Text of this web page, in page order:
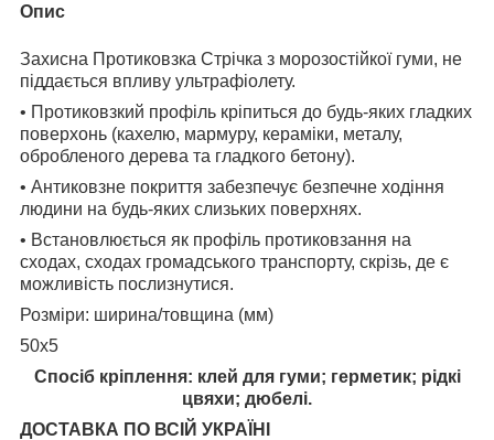
Опис
Захисна Протиковзка Стрічка з морозостійкої гуми, не
піддається впливу ультрафіолету.
• Протиковзкий профіль кріпиться до будь-яких гладких
поверхонь (кахелю, мармуру, кераміки, металу,
обробленого дерева та гладкого бетону).
• Антиковзне покриття забезпечує безпечне ходіння
людини на будь-яких слизьких поверхнях.
• Встановлюється як профіль протиковзання на
сходах, сходах громадського транспорту, скрізь, де є
можливість послизнутися.
Розміри: ширина/товщина (мм)
50х5
Спосіб кріплення: клей для гуми; герметик; рідкі
цвяхи; дюбелі.
ДОСТАВКА ПО ВСІЙ УКРАЇНІ